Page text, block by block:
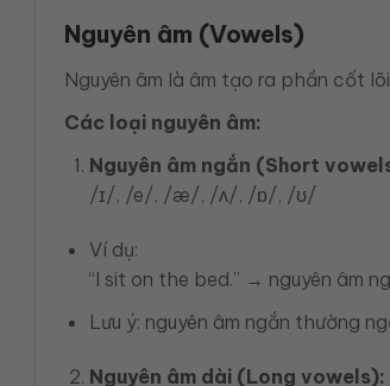
Nguyên âm (Vowels)
Nguyên âm là âm tạo ra phần cốt
Các loại nguyên âm:
Nguyên âm ngắn (Short
/ɪ/, /e/, /æ/, /ʌ/, /ɒ/, /ʊ/
Ví dụ:
“I sit on the bed.” → nguyên âm
Lưu ý: nguyên âm ngắn thường
Nguyên âm dài (Long vowels):